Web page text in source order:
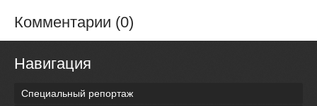
Комментарии (0)
Навигация
Специальный репортаж